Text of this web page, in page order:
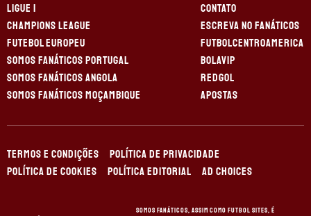
LIGUE 1
CHAMPIONS LEAGUE
FUTEBOL EUROPEU
SOMOS FANÁTICOS PORTUGAL
SOMOS FANÁTICOS ANGOLA
SOMOS FANÁTICOS MOÇAMBIQUE
CONTATO
ESCREVA NO FANÁTICOS
FUTBOLCENTROAMERICA
BOLAVIP
REDGOL
APOSTAS
TERMOS E CONDIÇÕES
POLÍTICA DE PRIVACIDADE
POLÍTICA DE COOKIES
POLÍTICA EDITORIAL AD CHOICES
Somos Fanáticos, assim como Futbol Sites, é